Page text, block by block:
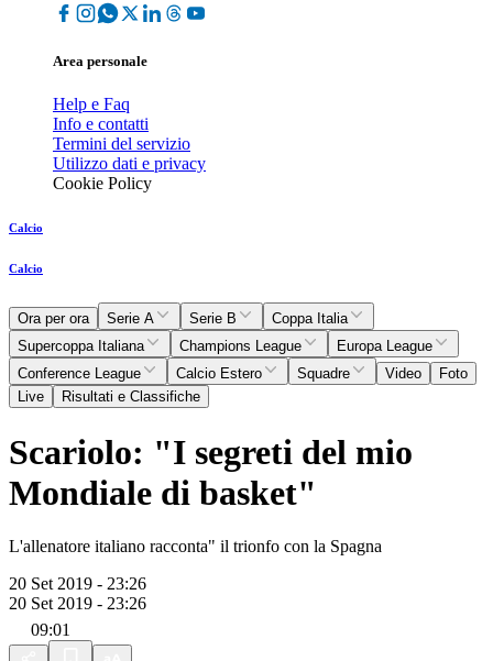
Area personale
Help e Faq
Info e contatti
Termini del servizio
Utilizzo dati e privacy
Cookie Policy
Calcio
Calcio
Ora per ora Serie A Serie B
Coppa Italia
Supercoppa Italiana
Champions League
Europa League
Conference League
Calcio Estero Squadre Video
Foto
Live
Risultati e Classifiche
Scariolo: "I segreti del mio
Mondiale di basket"
L'allenatore italiano racconta" il trionfo con la Spagna
20 Set 2019 - 23:26
20 Set 2019 - 23:26
09:01